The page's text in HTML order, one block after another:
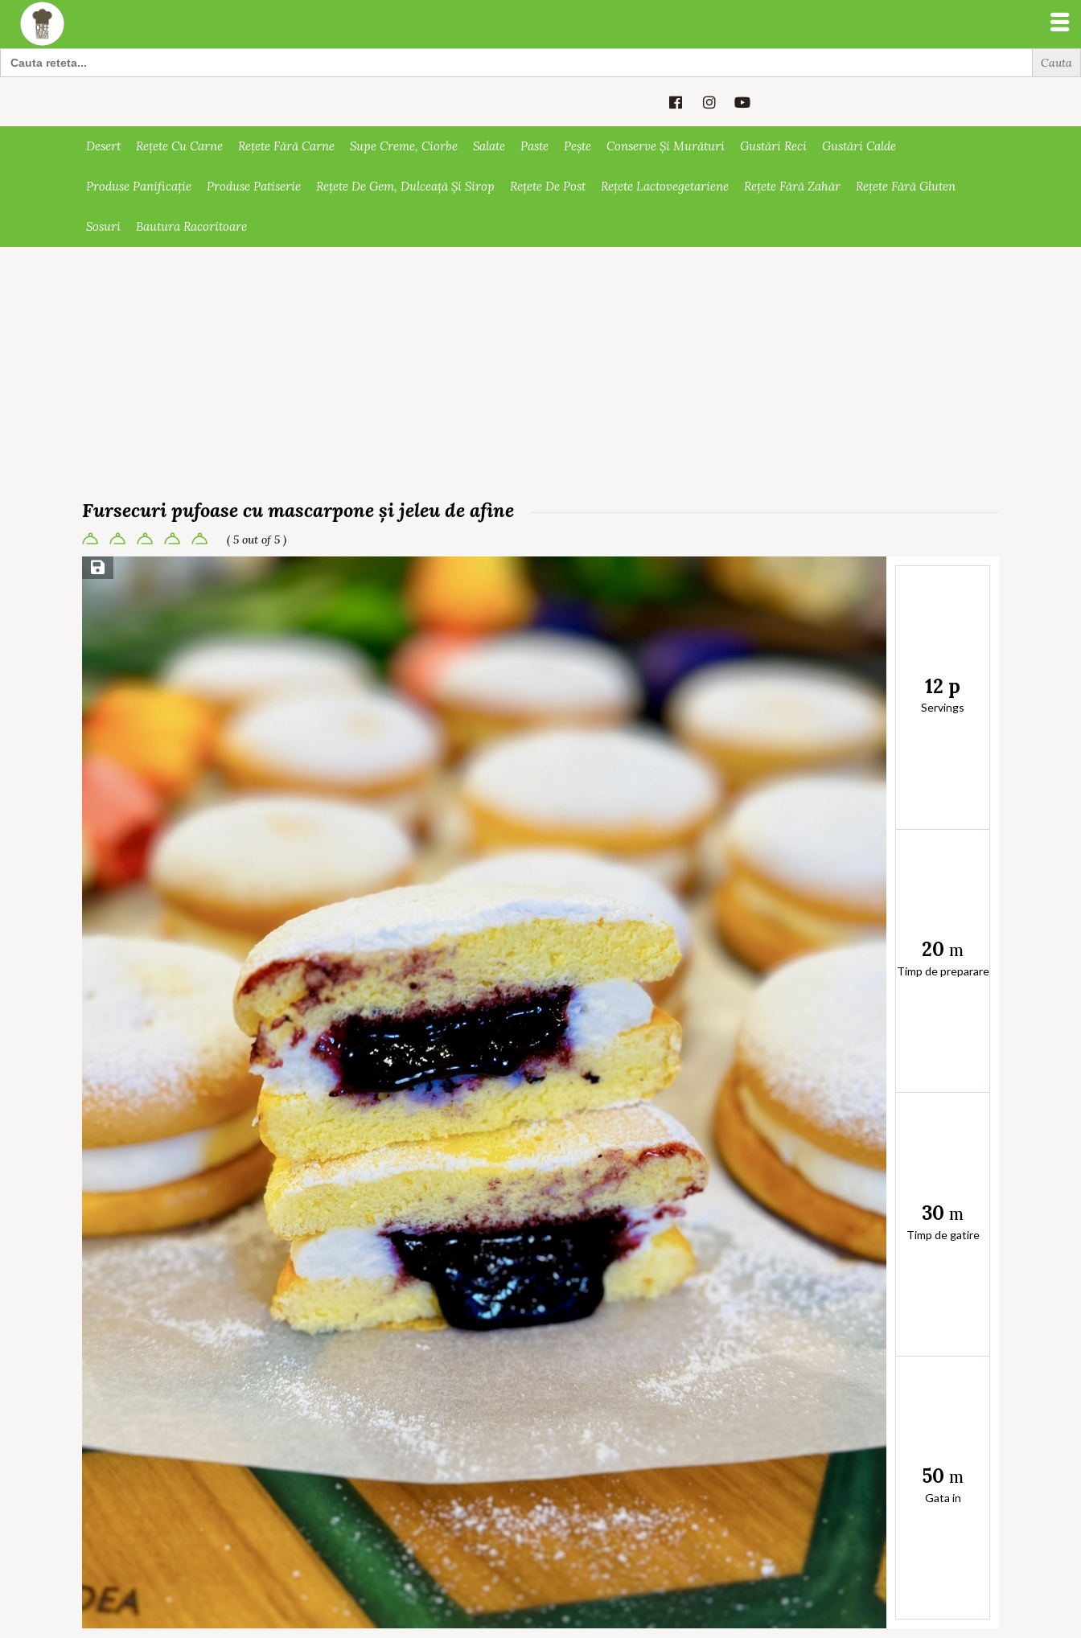
Search
for:
Desert Rețete Cu Carne Rețete Fără Carne Supe Creme, Ciorbe Salate Paste Pește Conserve Și Murături Gustări Reci Gustări Calde
Produse Panificație Produse Patiserie Rețete De Gem, Dulceață Și Sirop Rețete De Post Rețete Lactovegetariene Rețete Fără Zahăr Rețete Fără Gluten
Sosuri Bautura Racoritoare
Fursecuri pufoase cu mascarpone și jeleu de afine
( 5 out of 5 )
Save Recipe
12 p
Servings
20 m
Timp de preparare
30 m
Timp de gatire
50 m
Gata in